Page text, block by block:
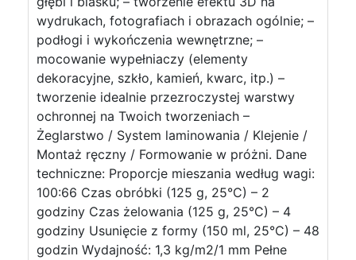
wydrukach, fotografiach i obrazach ogólnie; –
podłogi i wykończenia wewnętrzne; –
mocowanie wypełniaczy (elementy
dekoracyjne, szkło, kamień, kwarc, itp.) –
tworzenie idealnie przezroczystej warstwy
ochronnej na Twoich tworzeniach –
Żeglarstwo / System laminowania / Klejenie /
Montaż ręczny / Formowanie w próżni. Dane
techniczne: Proporcje mieszania według wagi:
100:66 Czas obróbki (125 g, 25°C) – 2
godziny Czas żelowania (125 g, 25°C) – 4
godziny Usunięcie z formy (150 ml, 25°C) – 48
godzin Wydajność: 1,3 kg/m2/1 mm Pełne